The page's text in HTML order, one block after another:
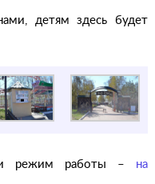
детям здесь будет
и режим работы – на